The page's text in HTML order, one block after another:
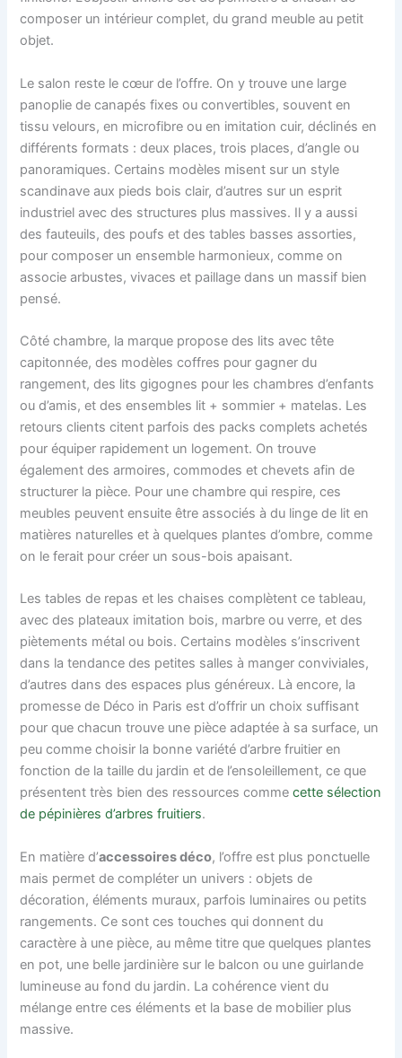
composer un intérieur complet, du grand meuble au petit
objet.
Le salon reste le cœur de l’offre. On y trouve une large
panoplie de canapés fixes ou convertibles, souvent en
tissu velours, en microfibre ou en imitation cuir, déclinés en
différents formats : deux places, trois places, d’angle ou
panoramiques. Certains modèles misent sur un style
scandinave aux pieds bois clair, d’autres sur un esprit
industriel avec des structures plus massives. Il y a aussi
des fauteuils, des poufs et des tables basses assorties,
pour composer un ensemble harmonieux, comme on
associe arbustes, vivaces et paillage dans un massif bien
pensé.
Côté chambre, la marque propose des lits avec tête
capitonnée, des modèles coffres pour gagner du
rangement, des lits gigognes pour les chambres d’enfants
ou d’amis, et des ensembles lit + sommier + matelas. Les
retours clients citent parfois des packs complets achetés
pour équiper rapidement un logement. On trouve
également des armoires, commodes et chevets afin de
structurer la pièce. Pour une chambre qui respire, ces
meubles peuvent ensuite être associés à du linge de lit en
matières naturelles et à quelques plantes d’ombre, comme
on le ferait pour créer un sous-bois apaisant.
Les tables de repas et les chaises complètent ce tableau,
avec des plateaux imitation bois, marbre ou verre, et des
piètements métal ou bois. Certains modèles s’inscrivent
dans la tendance des petites salles à manger conviviales,
d’autres dans des espaces plus généreux. Là encore, la
promesse de Déco in Paris est d’offrir un choix suffisant
pour que chacun trouve une pièce adaptée à sa surface, un
peu comme choisir la bonne variété d’arbre fruitier en
fonction de la taille du jardin et de l’ensoleillement, ce que
présentent très bien des ressources commecette sélection
de pépinières d’arbres fruitiers.
En matière d’accessoires déco, l’offre est plus ponctuelle
mais permet de compléter un univers : objets de
décoration, éléments muraux, parfois luminaires ou petits
rangements. Ce sont ces touches qui donnent du
caractère à une pièce, au même titre que quelques plantes
en pot, une belle jardinière sur le balcon ou une guirlande
lumineuse au fond du jardin. La cohérence vient du
mélange entre ces éléments et la base de mobilier plus
massive.